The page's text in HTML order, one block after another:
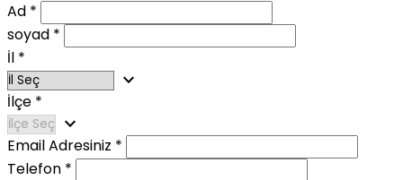
Ad *
soyad *
İl *
expand_more
İlçe *
expand_more
Email Adresiniz *
Telefon *